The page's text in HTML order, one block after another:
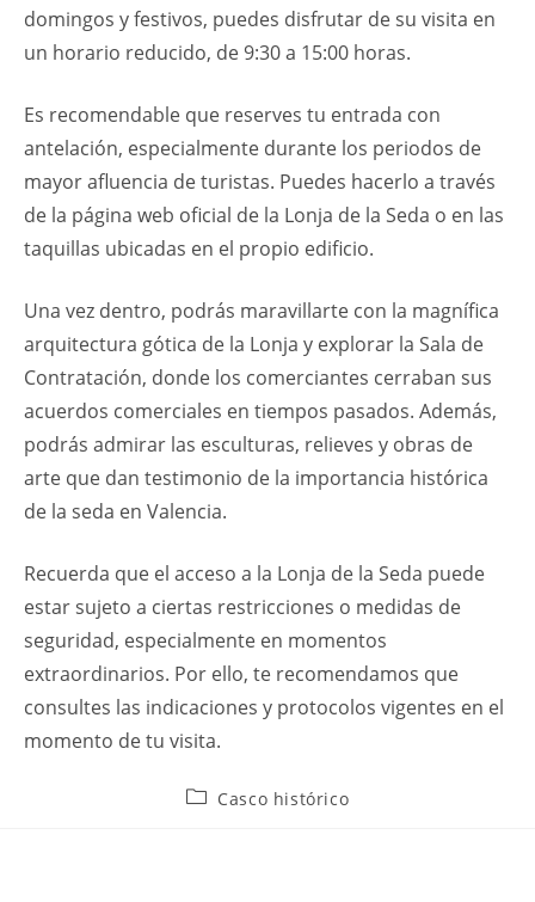
domingos y festivos, puedes disfrutar de su visita en
un horario reducido, de 9:30 a 15:00 horas.
Es recomendable que reserves tu entrada con
antelación, especialmente durante los periodos de
mayor afluencia de turistas. Puedes hacerlo a través
de la página web oficial de la Lonja de la Seda o en las
taquillas ubicadas en el propio edificio.
Una vez dentro, podrás maravillarte con la magnífica
arquitectura gótica de la Lonja y explorar la Sala de
Contratación, donde los comerciantes cerraban sus
acuerdos comerciales en tiempos pasados. Además,
podrás admirar las esculturas, relieves y obras de
arte que dan testimonio de la importancia histórica
de la seda en Valencia.
Recuerda que el acceso a la Lonja de la Seda puede
estar sujeto a ciertas restricciones o medidas de
seguridad, especialmente en momentos
extraordinarios. Por ello, te recomendamos que
consultes las indicaciones y protocolos vigentes en el
momento de tu visita.
Categoría
Casco histórico